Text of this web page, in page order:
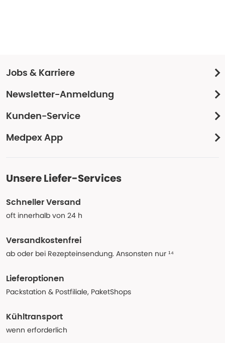
Jobs & Karriere
Newsletter-Anmeldung
Kunden-Service
Medpex App
Unsere Liefer-Services
Schneller Versand
oft innerhalb von 24 h
Versandkostenfrei
ab oder bei Rezepteinsendung. Ansonsten nur ¹⁴
Lieferoptionen
Packstation & Postfiliale, PaketShops
Kühltransport
wenn erforderlich